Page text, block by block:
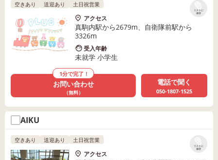
リストに
保存
空きあり 送迎あり 土日祝営業
アクセス
真駒内駅から2679m、自衛隊前駅から
3326m
受入年齢
未就学 小学生
1分で完了！
お問い合わせ
（無料）
電話で聞く
050-1807-1525
AIKU
リストに
保存
空きあり 送迎あり 土日祝営業
アクセス